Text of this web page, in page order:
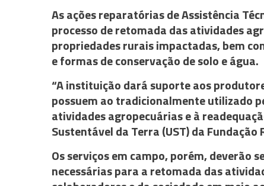
As ações reparatórias de Assistência
processo de retomada das atividades
propriedades rurais impactadas, bem
e formas de conservação de solo e água.
“A instituição dará suporte aos
possuem ao tradicionalmente utilizado
atividades agropecuárias e à
Sustentável da Terra (UST) da Fundação
Os serviços em campo, porém, deverão
necessárias para a retomada das